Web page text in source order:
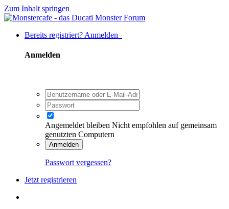
Zum Inhalt springen
Bereits registriert? Anmelden
Anmelden
Angemeldet bleiben Nicht empfohlen auf gemeinsam
genutzten Computern
Anmelden
Passwort vergessen?
Jetzt registrieren